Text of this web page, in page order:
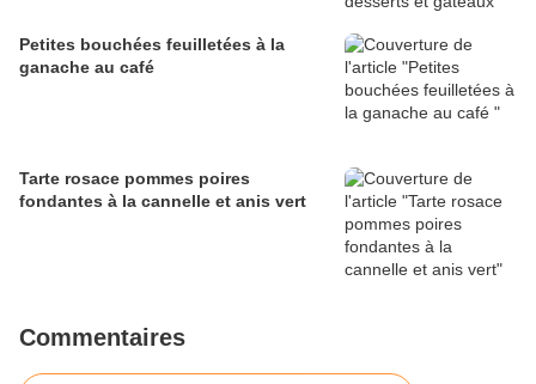
Petites bouchées feuilletées à la
ganache au café
Tarte rosace pommes poires
fondantes à la cannelle et anis vert
Commentaires